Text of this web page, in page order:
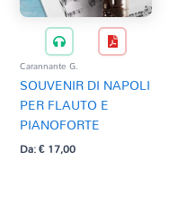
Carannante G.
SOUVENIR DI NAPOLI
PER FLAUTO E
PIANOFORTE
Da:€17,00